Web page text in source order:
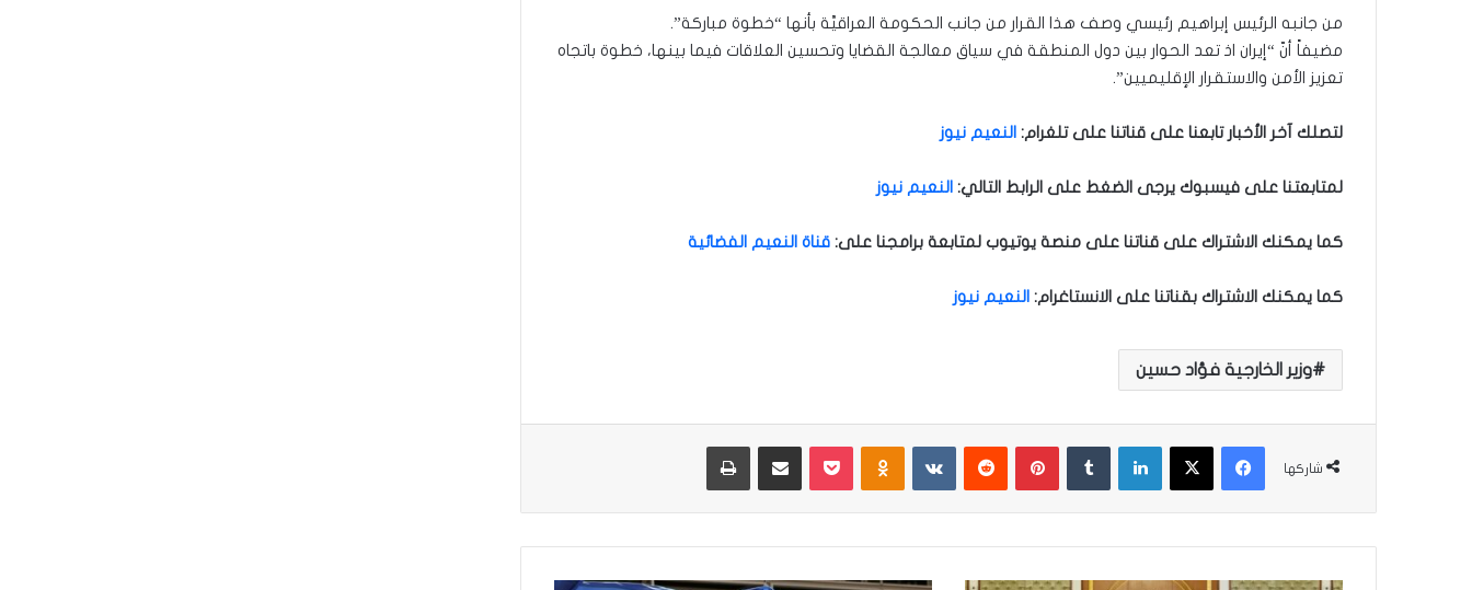
من جانبه الرئيس إبراهيم رئيسي وصف هذا القرار من جانب الحكومة العراقيَّة بأنها “خطوة مباركة”.
مضيفاً أنّ “إيران اذ تعد الحوار بين دول المنطقة في سياق معالجة القضايا وتحسين العلاقات فيما بينها، خطوة باتجاه
تعزيز الأمن والاستقرار الإقليميين”.
لتصلك آخر الأخبار تابعنا على قناتنا على تلغرام: النعيم نيوز
لمتابعتنا على فيسبوك يرجى الضغط على الرابط التالي: النعيم نيوز
كما يمكنك الاشتراك على قناتنا على منصة يوتيوب لمتابعة برامجنا على: قناة النعيم الفضائية
كما يمكنك الاشتراك بقناتنا على الانستاغرام: النعيم نيوز
وزير الخارجية فؤاد حسين
شاركها
فيسبوك ‫X لينكدإن بينتيريست ‏VKontakte